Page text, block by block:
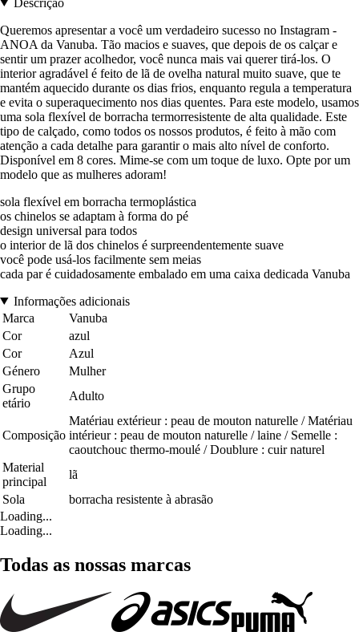
Queremos apresentar a você um verdadeiro sucesso no Instagram -
ANOA da Vanuba. Tão macios e suaves, que depois de os calçar e
sentir um prazer acolhedor, você nunca mais vai querer tirá-los. O
interior agradável é feito de lã de ovelha natural muito suave, que te
mantém aquecido durante os dias frios, enquanto regula a temperatura
e evita o superaquecimento nos dias quentes. Para este modelo, usamos
uma sola flexível de borracha termorresistente de alta qualidade. Este
tipo de calçado, como todos os nossos produtos, é feito à mão com
atenção a cada detalhe para garantir o mais alto nível de conforto.
Disponível em 8 cores. Mime-se com um toque de luxo. Opte por um
modelo que as mulheres adoram!
sola flexível em borracha termoplástica
os chinelos se adaptam à forma do pé
design universal para todos
o interior de lã dos chinelos é surpreendentemente suave
você pode usá-los facilmente sem meias
cada par é cuidadosamente embalado em uma caixa dedicada Vanuba
Informações adicionais
Marca
Vanuba
Cor
azul
Cor
Azul
Género
Mulher
Grupo
etário
Adulto
Composição
Matériau extérieur : peau de mouton naturelle / Matériau
intérieur : peau de mouton naturelle / laine / Semelle :
caoutchouc thermo-moulé / Doublure : cuir naturel
Material
principal
lã
Sola
borracha resistente à abrasão
Loading...
Loading...
Todas as nossas marcas